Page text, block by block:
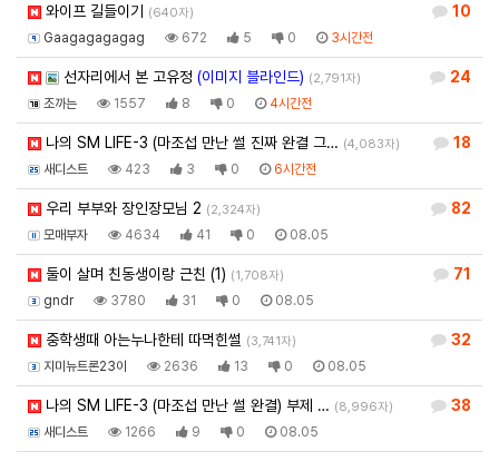
10
와이프 길들이기 (640자)
Gaagagagagag 672 5 0 3시간전
24
선자리에서 본 고유정 (이미지 블라인드) (2,791자)
조까는 1557 8 0 4시간전
18
나의 SM LIFE-3 (마조섭 만난 썰 진짜 완결 그… (4,083자)
새디스트 423 3 0 6시간전
82
우리 부부와 장인장모님 2 (2,324자)
모매부자 4634 41 0 08.05
71
둘이 살며 친동생이랑 근친 (1) (1,708자)
gndr 3780 31 0 08.05
32
중학생때 아는누나한테 따먹힌썰 (3,741자)
지미뉴트론23이 2636 13 0 08.05
38
나의 SM LIFE-3 (마조섭 만난 썰 완결) 부제 … (8,996자)
새디스트 1266 9 0 08.05